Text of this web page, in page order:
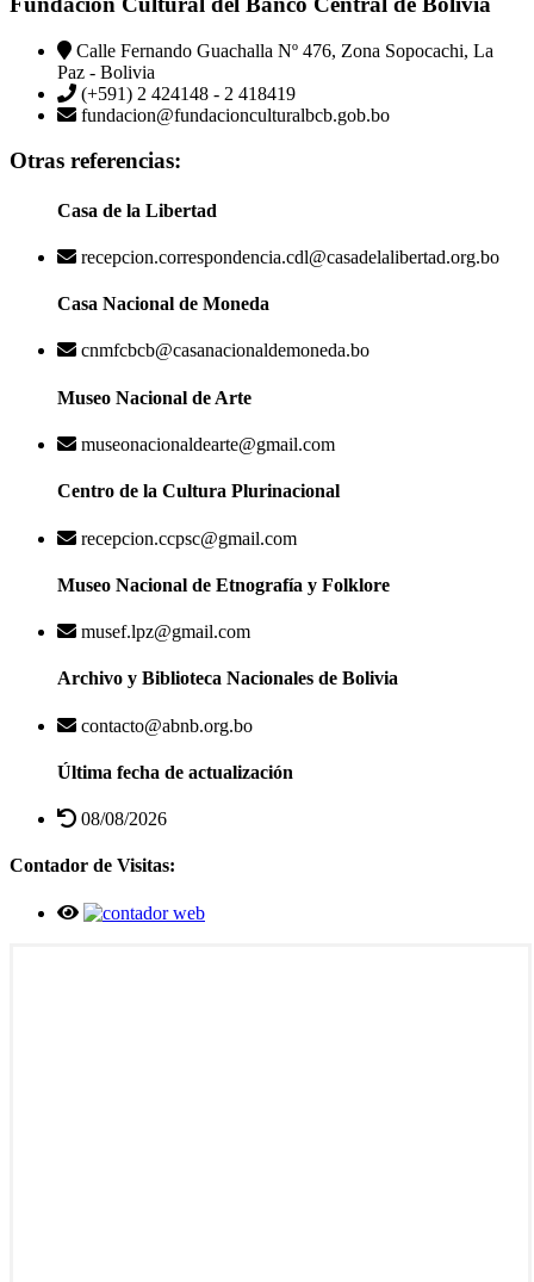
Calle Fernando Guachalla Nº 476, Zona Sopocachi, La
Paz - Bolivia
(+591) 2 424148 - 2 418419
fundacion@fundacionculturalbcb.gob.bo
Otras referencias:
Casa de la Libertad
recepcion.correspondencia.cdl@casadelalibertad.org.bo
Casa Nacional de Moneda
cnmfcbcb@casanacionaldemoneda.bo
Museo Nacional de Arte
museonacionaldearte@gmail.com
Centro de la Cultura Plurinacional
recepcion.ccpsc@gmail.com
Museo Nacional de Etnografía y Folklore
musef.lpz@gmail.com
Archivo y Biblioteca Nacionales de Bolivia
contacto@abnb.org.bo
Última fecha de actualización
08/08/2026
Contador de Visitas: